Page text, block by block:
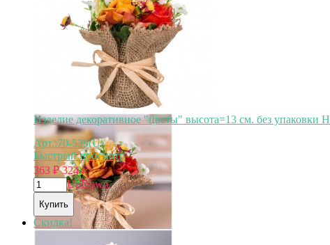
Изделие декоративное "цветы" высота=13 см. без упаковки
Арт.:70-539(U)
Быстрый просмотр
363 ₽ 324₽×
UpDown
Купить
Скидка!